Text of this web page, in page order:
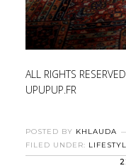
ALL RIGHTS
UPUPUP.FR
POSTED BY KHLAUDA
FILED UNDER: